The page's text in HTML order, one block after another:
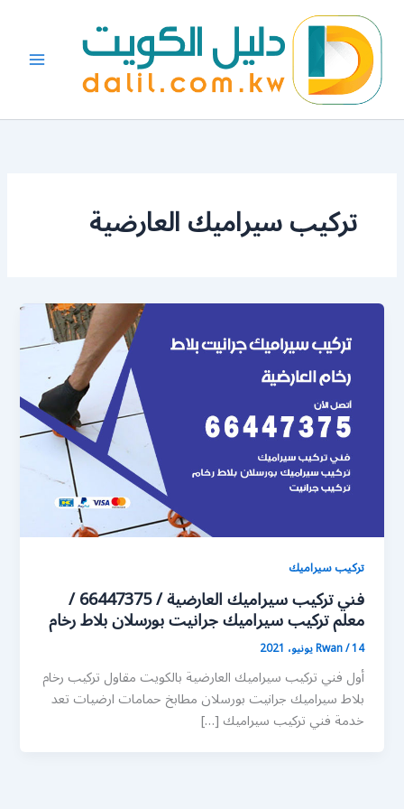
المحتوى
تركيب سيراميك العارضية
تركيب سيراميك
فني تركيب سيراميك العارضية / 66447375 /
معلم تركيب سيراميك جرانيت بورسلان بلاط رخام
Rwan/14 يونيو، 2021
أول فني تركيب سيراميك العارضية بالكويت مقاول تركيب رخام
بلاط سيراميك جرانيت بورسلان مطابخ حمامات ارضيات تعد
خدمة فني تركيب سيراميك […]